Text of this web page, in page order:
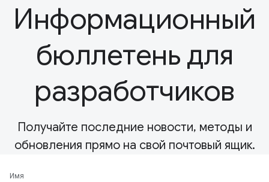
Информационный
бюллетень для
разработчиков
Получайте последние новости, методы и
обновления прямо на свой почтовый ящик.